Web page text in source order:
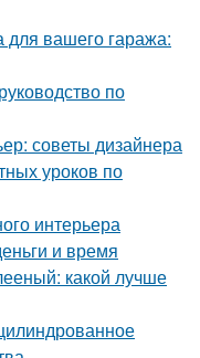
для вашего гаража:
по
советы дизайнера
уроков по
интерьера
и время
какой лучше